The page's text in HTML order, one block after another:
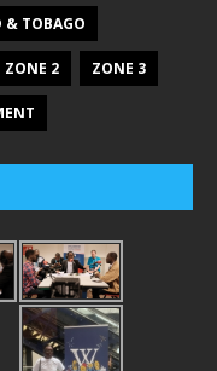
& TOBAGO
ZONE 2 ZONE 3